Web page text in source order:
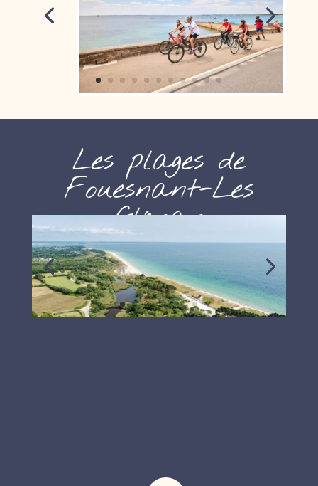
Les plages de
Fouesnant-Les
Glénan